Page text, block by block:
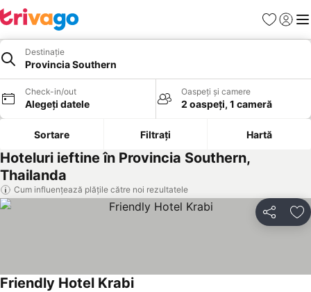
Favorite
Destinație
Provincia Southern
Check-in/out
Alegeți datele
Oaspeți și camere
2 oaspeți, 1 cameră
Sortare Filtrați Hartă
Hoteluri ieftine în Provincia Southern,
Thailanda
Cum influențează plățile către noi rezultatele
Distribuiți
Friendly Hotel Krabi